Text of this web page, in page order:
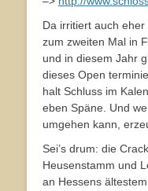
Da irritiert auch
zum zweiten Mal in
und in diesem Jahr
dieses Open
halt Schluss im
eben Späne. Und
umgehen kann,
Sei’s drum: die
Heusenstamm und
an Hessens